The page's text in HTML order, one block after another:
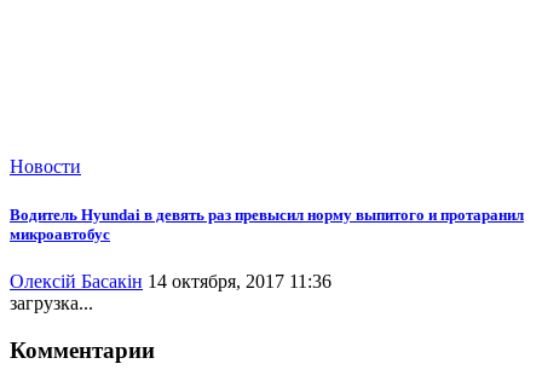
Новости
Водитель Hyundai в девять раз превысил норму выпитого и протаранил
микроавтобус
Олексій Басакін 14 октября, 2017 11:36
загрузка...
Комментарии